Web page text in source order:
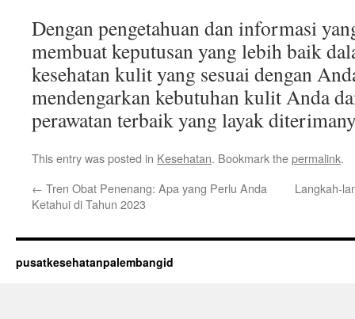
Dengan pengetahuan dan informasi
membuat keputusan yang lebih baik
kesehatan kulit yang sesuai dengan
mendengarkan kebutuhan kulit Anda
perawatan terbaik yang layak
This entry was posted in Kesehatan. Bookmark thepermalink.
← Tren Obat Penenang: Apa yang Perlu Anda
Ketahui di Tahun 2023
Langkah-
pusatkesehatanpalembangid